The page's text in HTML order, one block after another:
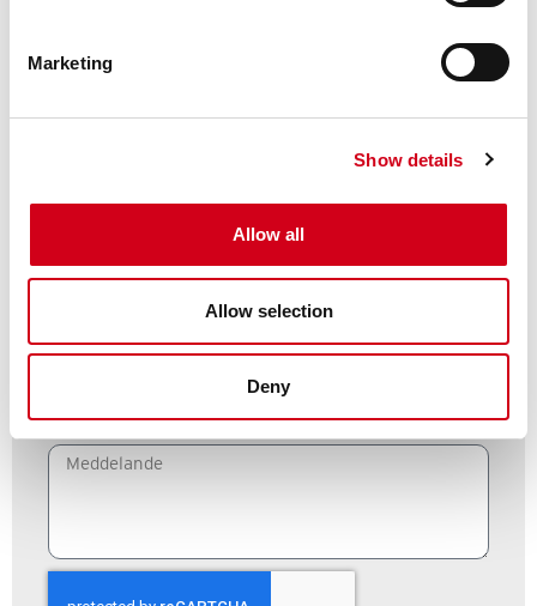
Marketing
Show details
Allow all
Allow selection
Deny
KONTAKTA OSS
oss.